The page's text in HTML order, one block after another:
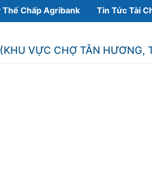
Thế Chấp Agribank Tin Tức Tài
VỰC CHỢ TÂN HƯƠNG,